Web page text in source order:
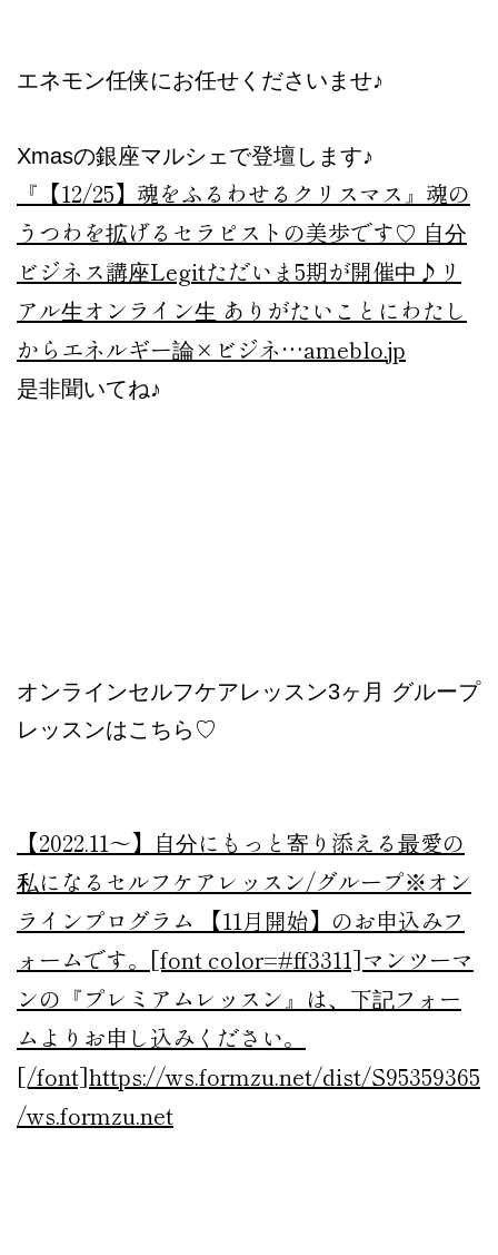
エネモン任侠にお任せくださいませ♪
Xmasの銀座マルシェで登壇します♪
『【12/25】魂をふるわせるクリスマス』 魂の
うつわを拡げるセラピストの美歩です♡ 自分
ビジネス講座Legitただいま5期が開催中♪リ
アル生オンライン生 ありがたいことにわたし
からエネルギー論×ビジネ…ameblo.jp
是非聞いてね♪
オンラインセルフケアレッスン3ヶ月 グループ
レッスンはこちら♡
【2022.11～】自分にもっと寄り添える最愛の
私になるセルフケアレッスン/グループ※オン
ラインプログラム 【11月開始】のお申込みフ
ォームです。[font color=#ff3311]マンツーマ
ンの『プレミアムレッスン』は、下記フォー
ムよりお申し込みください。
[/font]https://ws.formzu.net/dist/S95359365
/ws.formzu.net